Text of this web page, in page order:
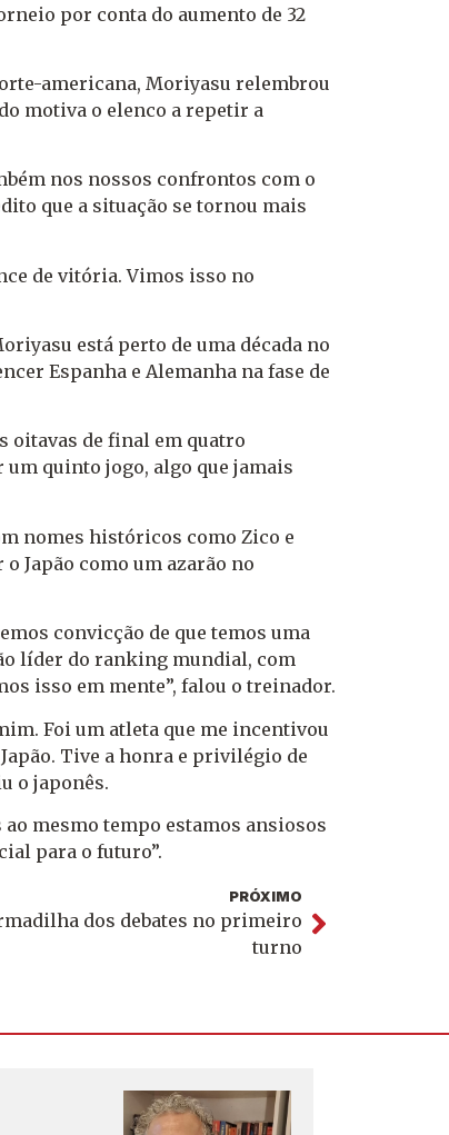
por conta do aumento de 32
americana, Moriyasu relembrou
motiva o elenco a repetir a
nos nossos confrontos com o
que a situação se tornou mais
de vitória. Vimos isso no
está perto de uma década no
Espanha e Alemanha na fase de
oitavas de final em quatro
um quinto jogo, algo que jamais
nomes históricos como Zico e
Japão como um azarão no
convicção de que temos uma
líder do ranking mundial, com
isso em mente”, falou o treinador.
Foi um atleta que me incentivou
Tive a honra e privilégio de
o japonês.
mesmo tempo estamos ansiosos
para o futuro”.
PRÓXIMO
dos debates no primeiro
turno